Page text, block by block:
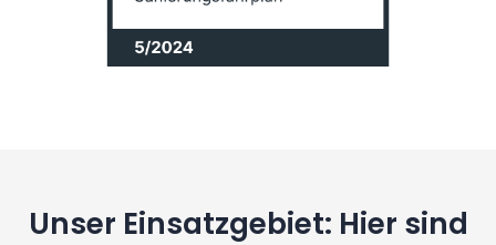
Unser Einsatzgebiet: Hier sind